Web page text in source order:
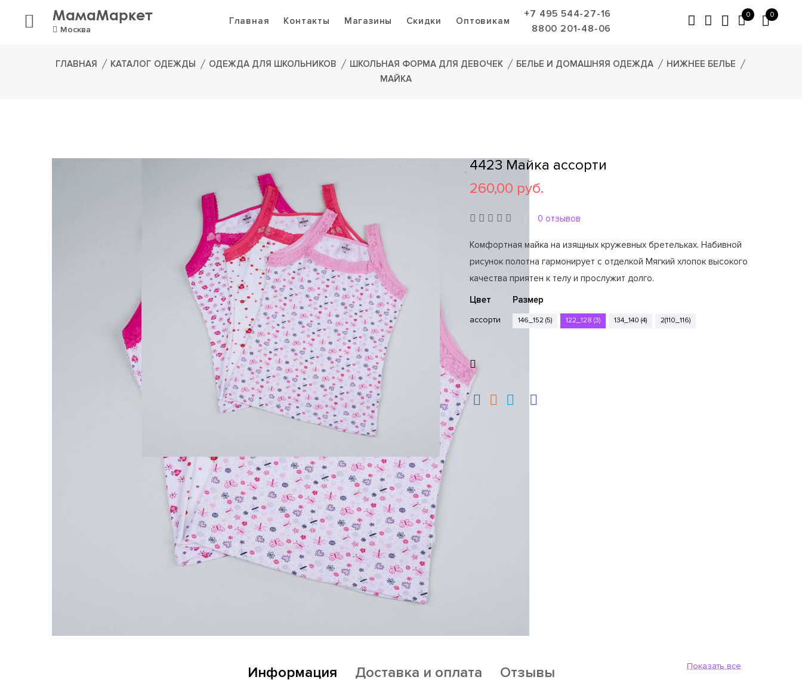
МамаМаркет
Москва
Главная Контакты Магазины Скидки Оптовикам
+7 495 544-27-16
8800 201-48-06
0 0
ГЛАВНАЯ КАТАЛОГ ОДЕЖДЫ ОДЕЖДА ДЛЯ ШКОЛЬНИКОВ ШКОЛЬНАЯ ФОРМА ДЛЯ ДЕВОЧЕК БЕЛЬЕ И ДОМАШНЯЯ ОДЕЖДА
НИЖНЕЕ БЕЛЬЕ
МАЙКА
4423 Майка ассорти
260,00 руб.
0 отзывов
Комфортная майка на изящных кружевных бретельках. Набивной
рисунок полотна гармонирует с отделкой Мягкий хлопок высокого
качества приятен к телу и прослужит долго.
Цвет
ассорти
Размер
146_152 (5) 122_128 (3) 134_140 (4) 2(110_116)
Показать все
Информация Доставка и оплата Отзывы